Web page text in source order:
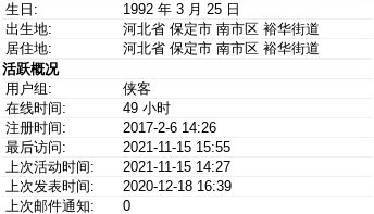
生日:
1992 年 3 月 25 日
出生地:
河北省 保定市 南市区 裕华街道
居住地:
河北省 保定市 南市区 裕华街道
活跃概况
用户组:
侠客
在线时间:
49 小时
注册时间:
2017-2-6 14:26
最后访问:
2021-11-15 15:55
上次活动时间:
2021-11-15 14:27
上次发表时间:
2020-12-18 16:39
上次邮件通知:
0